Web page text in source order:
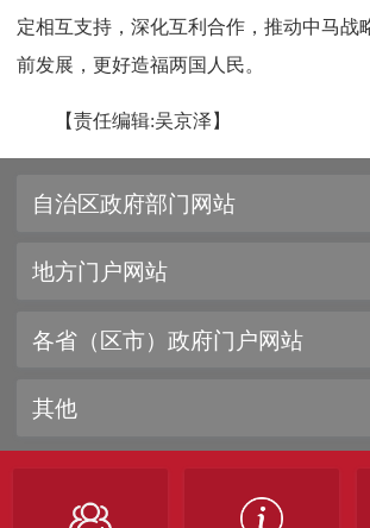
定相互支持，深化互利合作，推动中马战
前发展，更好造福两国人民。
【责任编辑:吴京泽】
自治区政府部门网站
地方门户网站
各省（区市）政府门户网站
其他